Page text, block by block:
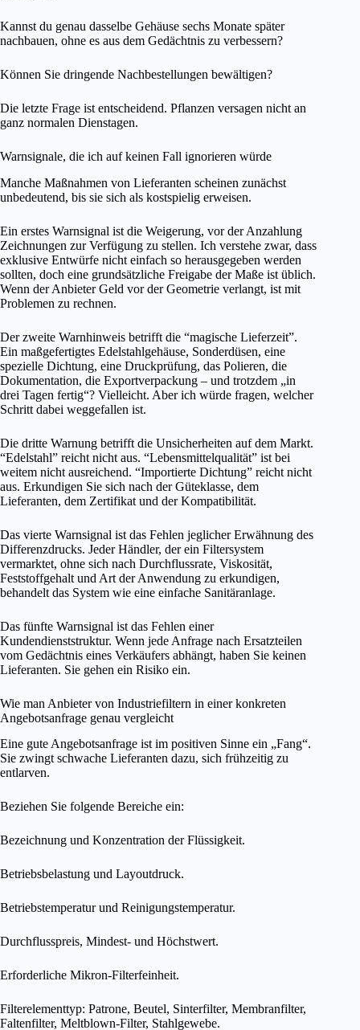
Kannst du genau dasselbe Gehäuse sechs Monate später
nachbauen, ohne es aus dem Gedächtnis zu verbessern?
Können Sie dringende Nachbestellungen bewältigen?
Die letzte Frage ist entscheidend. Pflanzen versagen nicht an
ganz normalen Dienstagen.
Warnsignale, die ich auf keinen Fall ignorieren würde
Manche Maßnahmen von Lieferanten scheinen zunächst
unbedeutend, bis sie sich als kostspielig erweisen.
Ein erstes Warnsignal ist die Weigerung, vor der Anzahlung
Zeichnungen zur Verfügung zu stellen. Ich verstehe zwar, dass
exklusive Entwürfe nicht einfach so herausgegeben werden
sollten, doch eine grundsätzliche Freigabe der Maße ist üblich.
Wenn der Anbieter Geld vor der Geometrie verlangt, ist mit
Problemen zu rechnen.
Der zweite Warnhinweis betrifft die “magische Lieferzeit”.
Ein maßgefertigtes Edelstahlgehäuse, Sonderdüsen, eine
spezielle Dichtung, eine Druckprüfung, das Polieren, die
Dokumentation, die Exportverpackung – und trotzdem „in
drei Tagen fertig“? Vielleicht. Aber ich würde fragen, welcher
Schritt dabei weggefallen ist.
Die dritte Warnung betrifft die Unsicherheiten auf dem Markt.
“Edelstahl” reicht nicht aus. “Lebensmittelqualität” ist bei
weitem nicht ausreichend. “Importierte Dichtung” reicht nicht
aus. Erkundigen Sie sich nach der Güteklasse, dem
Lieferanten, dem Zertifikat und der Kompatibilität.
Das vierte Warnsignal ist das Fehlen jeglicher Erwähnung des
Differenzdrucks. Jeder Händler, der ein Filtersystem
vermarktet, ohne sich nach Durchflussrate, Viskosität,
Feststoffgehalt und Art der Anwendung zu erkundigen,
behandelt das System wie eine einfache Sanitäranlage.
Das fünfte Warnsignal ist das Fehlen einer
Kundendienststruktur. Wenn jede Anfrage nach Ersatzteilen
vom Gedächtnis eines Verkäufers abhängt, haben Sie keinen
Lieferanten. Sie gehen ein Risiko ein.
Wie man Anbieter von Industriefiltern in einer konkreten
Angebotsanfrage genau vergleicht
Eine gute Angebotsanfrage ist im positiven Sinne ein „Fang“.
Sie zwingt schwache Lieferanten dazu, sich frühzeitig zu
entlarven.
Beziehen Sie folgende Bereiche ein:
Bezeichnung und Konzentration der Flüssigkeit.
Betriebsbelastung und Layoutdruck.
Betriebstemperatur und Reinigungstemperatur.
Durchflusspreis, Mindest- und Höchstwert.
Erforderliche Mikron-Filterfeinheit.
Filterelementtyp: Patrone, Beutel, Sinterfilter, Membranfilter,
Faltenfilter, Meltblown-Filter, Stahlgewebe.